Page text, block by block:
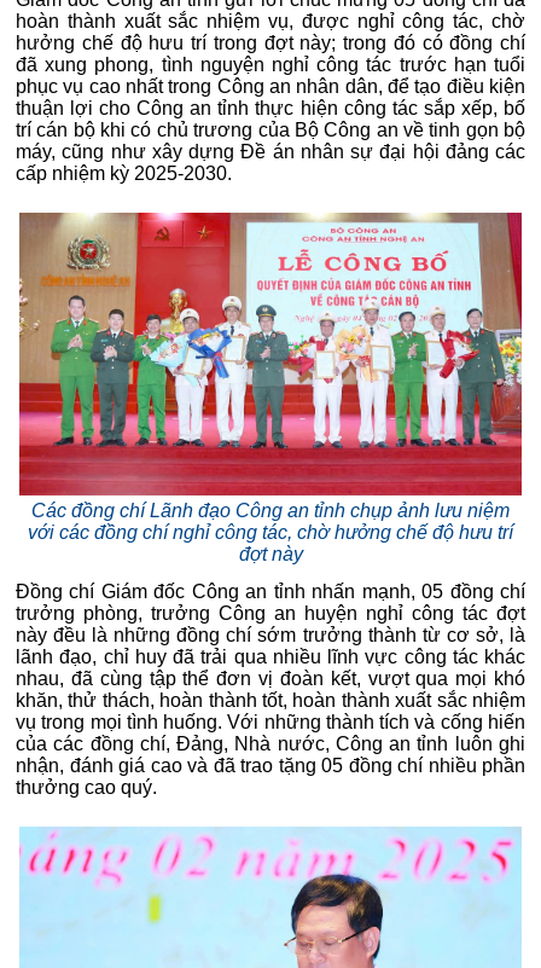
hoàn thành xuất sắc nhiệm vụ, được nghỉ công tác, chờ
hưởng chế độ hưu trí trong đợt này; trong đó có đồng chí
đã xung phong, tình nguyện nghỉ công tác trước hạn tuổi
phục vụ cao nhất trong Công an nhân dân, để tạo điều kiện
thuận lợi cho Công an tỉnh thực hiện công tác sắp xếp, bố
trí cán bộ khi có chủ trương của Bộ Công an về tinh gọn bộ
máy, cũng như xây dựng Đề án nhân sự đại hội đảng các
cấp nhiệm kỳ 2025-2030.
Các đồng chí Lãnh đạo Công an tỉnh chụp ảnh lưu niệm
với các đồng chí nghỉ công tác, chờ hưởng chế độ hưu trí
đợt này
Đồng chí Giám đốc Công an tỉnh nhấn mạnh, 05 đồng chí
trưởng phòng, trưởng Công an huyện nghỉ công tác đợt
này đều là những đồng chí sớm trưởng thành từ cơ sở, là
lãnh đạo, chỉ huy đã trải qua nhiều lĩnh vực công tác khác
nhau, đã cùng tập thể đơn vị đoàn kết, vượt qua mọi khó
khăn, thử thách, hoàn thành tốt, hoàn thành xuất sắc nhiệm
vụ trong mọi tình huống. Với những thành tích và cống hiến
của các đồng chí, Đảng, Nhà nước, Công an tỉnh luôn ghi
nhận, đánh giá cao và đã trao tặng 05 đồng chí nhiều phần
thưởng cao quý.